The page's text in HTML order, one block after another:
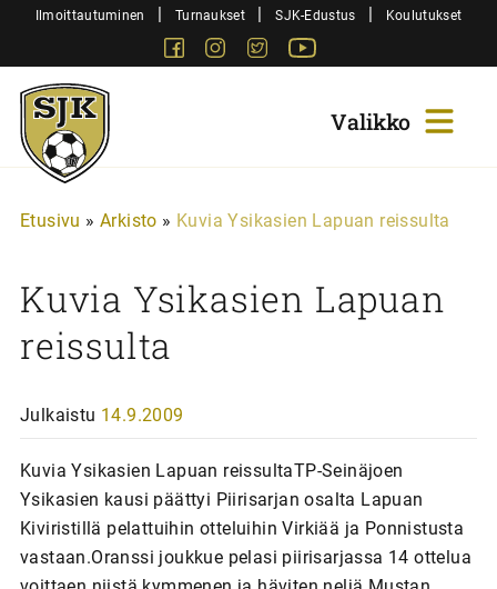
SiirryIlmoittautuminen | Turnaukset | SJK-Edustus | Koulutukset
FacebookInstagram
Twitter
Sjk-
Juniorit
Etusivu » Arkisto » Kuvia Ysikasien Lapuan reissulta
Kuvia Ysikasien Lapuan
reissulta
Julkaistu 14.9.2009
Kuvia Ysikasien Lapuan reissultaTP-Seinäjoen
Ysikasien kausi päättyi Piirisarjan osalta Lapuan
Kiviristillä pelattuihin otteluihin Virkiää ja Ponnistusta
vastaan.Oranssi joukkue pelasi piirisarjassa 14 ottelua